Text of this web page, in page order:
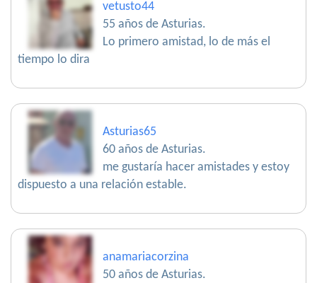
vetusto44
55 años de Asturias.
Lo primero amistad, lo de más el
tiempo lo dira
Asturias65
60 años de Asturias.
me gustaría hacer amistades y estoy
dispuesto a una relación estable.
anamariacorzina
50 años de Asturias.